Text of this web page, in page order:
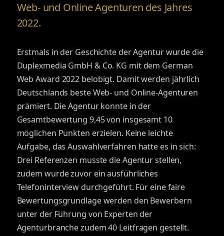
Web- und Online Agenturen des Jahres
2022.
Erstmals in der Geschichte der Agentur wurde die
Duplexmedia GmbH & Co. KG mit dem German
Web Award 2022 belobigt. Damit werden jährlich
Deutschlands beste Web- und Online-Agenturen
prämiert. Die Agentur konnte in der
Gesamtbewertung 9,45 von insgesamt 10
möglichen Punkten erzielen. Keine leichte
Aufgabe, das Auswahlverfahren hatte es in sich:
Drei Referenzen musste die Agentur stellen,
zudem wurde zuvor ein ausführliches
Telefoninterview durchgeführt. Für eine faire
Bewertungsgrundlage werden den Bewerbern
unter der Führung von Experten der
Agenturbranche zudem 40 Leitfragen gestellt.